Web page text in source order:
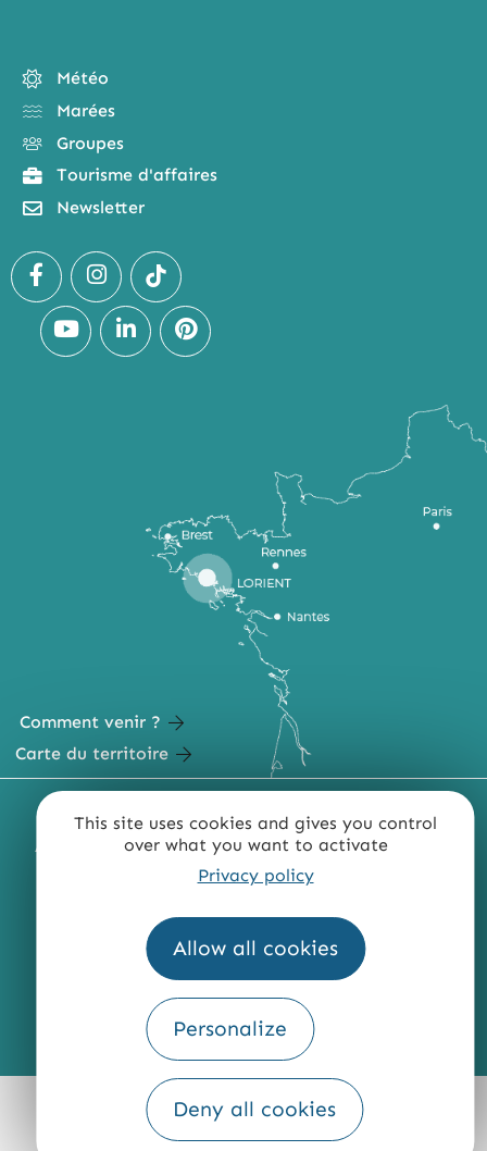
This site uses cookies and gives you control
over what you want to activate
Privacy policy
Allow all cookies
Personalize
Deny all cookies
Météo
Marées
Groupes
Tourisme d'affaires
Newsletter
Comment venir ?
Carte du territoire
ACCESSIBILITÉ : NON CONFORME PRESSE
QUI SOMMES-NOUS ?
Fourni par
Traduction